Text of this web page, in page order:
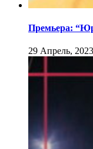
Премьера:
29 Апрель,